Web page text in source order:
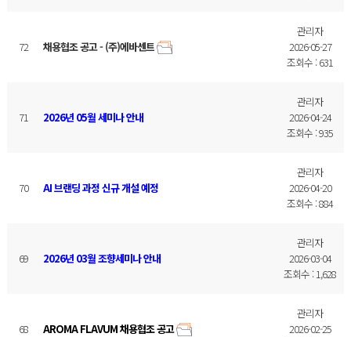
72 채용협조 공고 - (주)에바센트
관리자
2026-05-27
조회수 : 631
71 2026년 05월 세미나 안내
관리자
2026-04-24
조회수 : 935
70 AI 브랜딩 과정 신규 개설 예정
관리자
2026-04-20
조회수 : 884
69 2026년 03월 조향세미나 안내
관리자
2026-03-04
조회수 : 1,628
68 AROMA FLAVUM 채용협조 공고
관리자
2026-02-25